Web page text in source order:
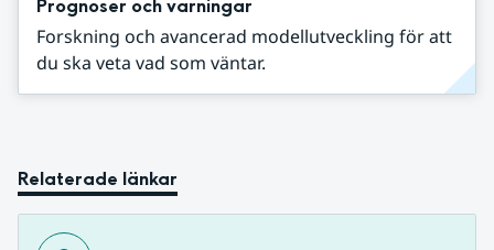
Prognoser och varningar
Forskning och avancerad modellutveckling för att
du ska veta vad som väntar.
Relaterade länkar